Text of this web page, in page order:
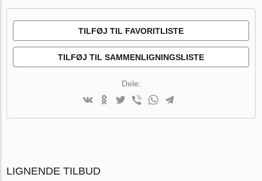
TILFØJ TIL FAVORITLISTE
TILFØJ TIL SAMMENLIGNINGSLISTE
Dele:
LIGNENDE TILBUD